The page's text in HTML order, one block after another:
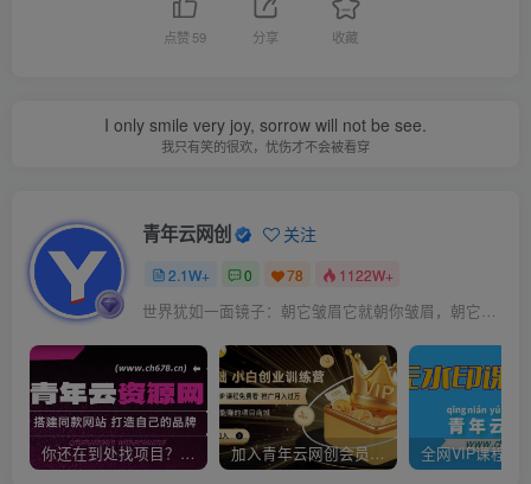
点赞59 分享 收藏
I only smile very joy, sorrow will not be see.
我只有笑的很欢，忧伤才不会被看穿
青年云网创 关注
2.1W+ 0 78 1122W+
世界犹如一面镜子：朝它皱眉它就朝你皱眉，朝它微笑它也吵你微笑
你还在到处找项目？还在当韭菜？我靠卖项目一个月收入5万+，曾经我也是个失败者。 加入青年云网创会员，全站资源免费学习。加入高级合伙人，推广日入1000+